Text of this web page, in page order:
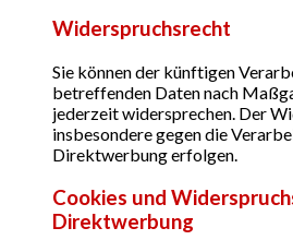
Widerspruchsrecht
Sie können der künftigen
betreffenden Daten nach
jederzeit widersprechen. Der
insbesondere gegen die
Direktwerbung erfolgen.
Cookies und
Direktwerbung